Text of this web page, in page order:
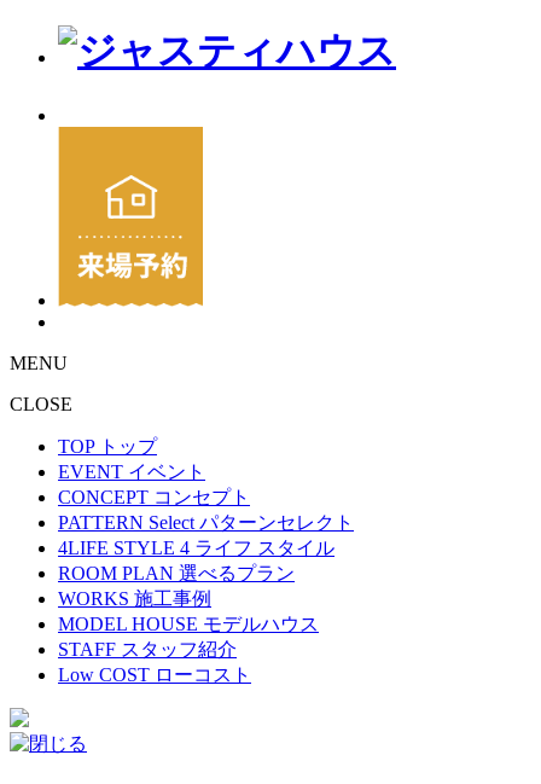
MENU
CLOSE
TOP トップ
EVENT イベント
CONCEPT コンセプト
PATTERN Select パターンセレクト
4LIFE STYLE 4 ライフ スタイル
ROOM PLAN 選べるプラン
WORKS 施工事例
MODEL HOUSE モデルハウス
STAFF スタッフ紹介
Low COST ローコスト